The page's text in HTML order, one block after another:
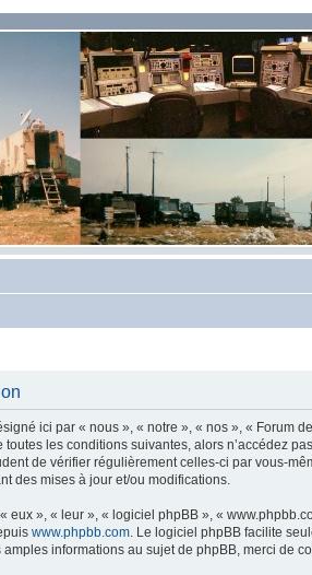
ici par « nous », « notre », « nos », « Forum
les conditions suivantes, alors n’accédez
de vérifier régulièrement celles-ci par vous-
des mises à jour et/ou modifications.
eux », « leur », « logiciel phpBB », «
www.phpbb.com . Le logiciel phpBB facilite
informations au sujet de phpBB, merci de